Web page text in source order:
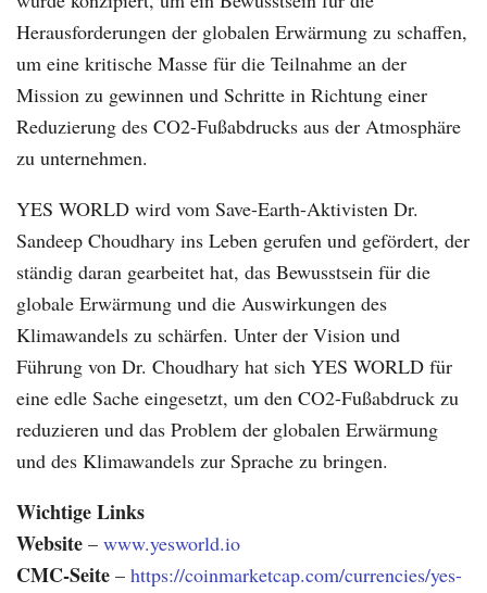
Herausforderungen der globalen Erwärmung zu schaffen,
um eine kritische Masse für die Teilnahme an der
Mission zu gewinnen und Schritte in Richtung einer
Reduzierung des CO2-Fußabdrucks aus der Atmosphäre
zu unternehmen.
YES WORLD wird vom Save-Earth-Aktivisten Dr.
Sandeep Choudhary ins Leben gerufen und gefördert, der
ständig daran gearbeitet hat, das Bewusstsein für die
globale Erwärmung und die Auswirkungen des
Klimawandels zu schärfen. Unter der Vision und
Führung von Dr. Choudhary hat sich YES WORLD für
eine edle Sache eingesetzt, um den CO2-Fußabdruck zu
reduzieren und das Problem der globalen Erwärmung
und des Klimawandels zur Sprache zu bringen.
Wichtige Links
Website – www.yesworld.io
CMC-Seite – https://coinmarketcap.com/currencies/yes-